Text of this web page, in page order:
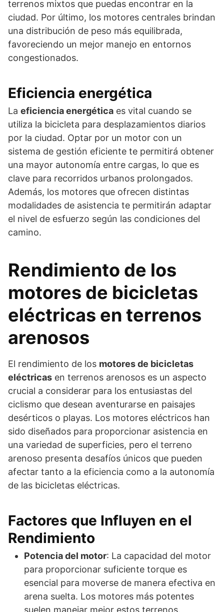
terrenos mixtos que puedas encontrar en la
ciudad. Por último, los motores centrales brindan
una distribución de peso más equilibrada,
favoreciendo un mejor manejo en entornos
congestionados.
Eficiencia energética
La eficiencia energética es vital cuando se
utiliza la bicicleta para desplazamientos diarios
por la ciudad. Optar por un motor con un
sistema de gestión eficiente te permitirá obtener
una mayor autonomía entre cargas, lo que es
clave para recorridos urbanos prolongados.
Además, los motores que ofrecen distintas
modalidades de asistencia te permitirán adaptar
el nivel de esfuerzo según las condiciones del
camino.
Rendimiento de los
motores de bicicletas
eléctricas en terrenos
arenosos
El rendimiento de los motores de bicicletas
eléctricas en terrenos arenosos es un aspecto
crucial a considerar para los entusiastas del
ciclismo que desean aventurarse en paisajes
desérticos o playas. Los motores eléctricos han
sido diseñados para proporcionar asistencia en
una variedad de superficies, pero el terreno
arenoso presenta desafíos únicos que pueden
afectar tanto a la eficiencia como a la autonomía
de las bicicletas eléctricas.
Factores que Influyen en el
Rendimiento
Potencia del motor: La capacidad del motor
para proporcionar suficiente torque es
esencial para moverse de manera efectiva en
arena suelta. Los motores más potentes
suelen manejar mejor estos terrenos,